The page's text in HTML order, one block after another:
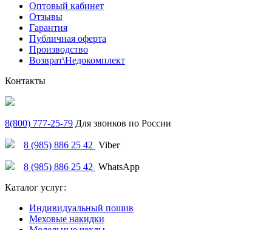
Оптовый кабинет
Отзывы
Гарантия
Публичная оферта
Производство
Возврат\Недокомплект
Контакты
8(800) 777-25-79 Для звонков по России
8 (985) 886 25 42 Viber
8 (985) 886 25 42 WhatsApp
Каталог услуг:
Индивидуальный пошив
Меховые накидки